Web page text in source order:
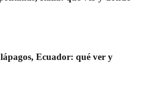
Ecuador: qué ver y